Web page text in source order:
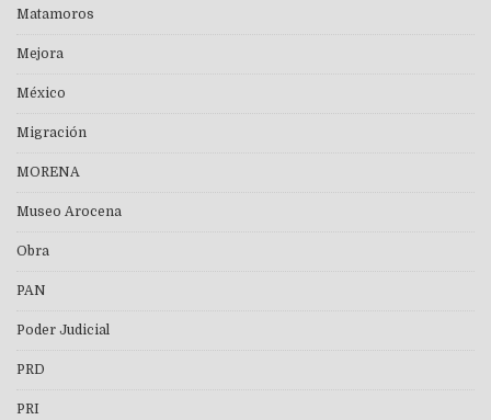
Matamoros
Mejora
México
Migración
MORENA
Museo Arocena
Obra
PAN
Poder Judicial
PRD
PRI